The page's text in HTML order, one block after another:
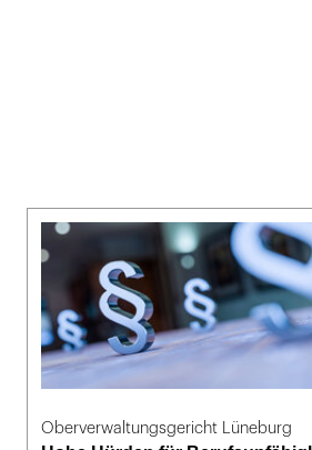
Oberverwaltungsgericht Lüneburg